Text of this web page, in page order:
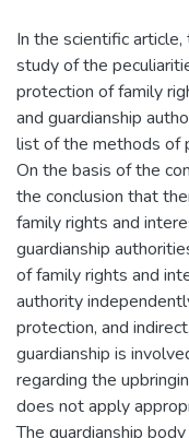
In the scientific
study of the
protection of family
and guardianship
list of the methods of
On the basis of the
the conclusion that
family rights and
guardianship
of family rights and
authority
protection, and
guardianship is
regarding the
does not apply
The guardianship